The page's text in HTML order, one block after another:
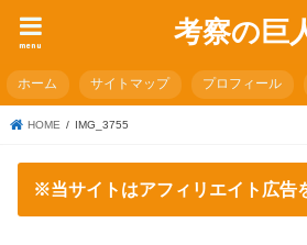
考察の巨
menu
ホーム サイトマップ プロフィール
HOME IMG_3755
※当サイトはアフィリエイト広告